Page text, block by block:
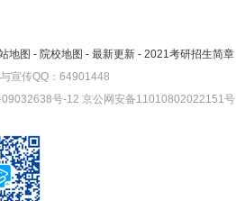
地图 - 院校地图 - 最新更新 - 2021考研招生简章
宣传QQ：64901448
号-12 京公网安备11010802022151号